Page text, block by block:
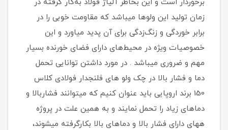
برخوردار است و این بخاطر آلیاژ فولاد به‌کار گرفته در
زمان تولید این ولوها میباشد که مقاومت خوبی را در
برابر خوردگی و زنگ‌زدگی برای آن پدید میاورد و این
خصوصیات ویژه در محیط‌های دارای فضای خورنده بسیار
مهم و ضروری میباشد . در مورد داشتن توانایی تحمل
دما و فشار بالا در چک ولو های فلنجدار فولادی کلاس
150 برند اروپایی باید عنوان کنیم که میتوانند فشاربالا و
دماهای زیاد را تحمل نمایند و به همین علت در پروژه
ههای دارای فشار بالا و دماهای بالا بکارگرفته میشوند،